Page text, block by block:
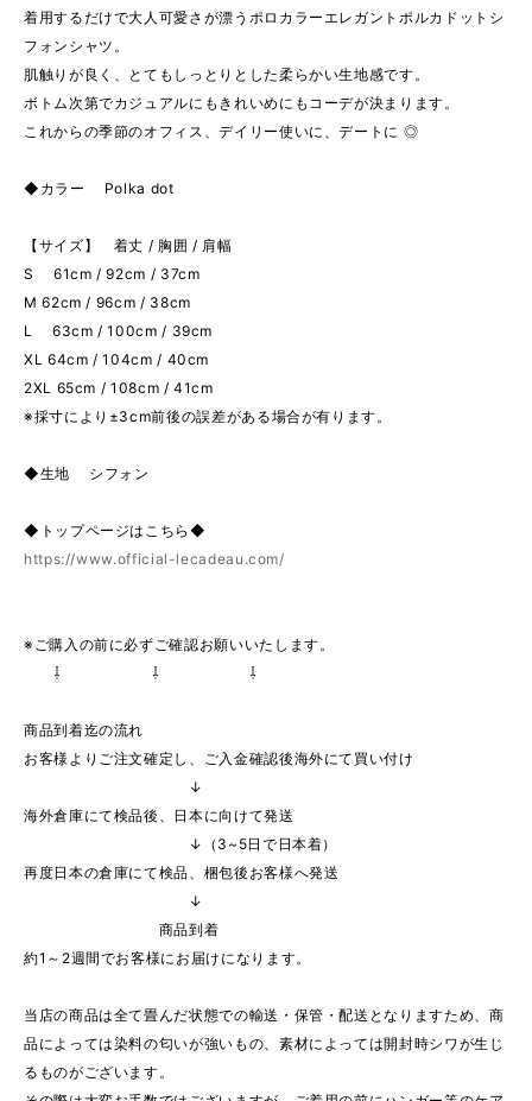
着用するだけで大人可愛さが漂うポロカラーエレガントポルカドットシ
フォンシャツ。
肌触りが良く、とてもしっとりとした柔らかい生地感です。
ボトム次第でカジュアルにもきれいめにもコーデが決まります。
これからの季節のオフィス、デイリー使いに、デートに ◎
◆カラー Polka dot
【サイズ】 着丈 / 胸囲 / 肩幅
S 61cm / 92cm / 37cm
M 62cm / 96cm / 38cm
L 63cm / 100cm / 39cm
XL 64cm / 104cm / 40cm
2XL 65cm / 108cm / 41cm
※採寸により±3cm前後の誤差がある場合が有ります。
◆生地 シフォン
◆トップページはこちら◆
https://www.official-lecadeau.com/
※ご購入の前に必ずご確認お願いいたします。
⇩ ⇩ ⇩
商品到着迄の流れ
お客様よりご注文確定し、ご入金確認後海外にて買い付け
↓
海外倉庫にて検品後、日本に向けて発送
↓（3~5日で日本着）
再度日本の倉庫にて検品、梱包後お客様へ発送
↓
商品到着
約1～2週間でお客様にお届けになります。
当店の商品は全て畳んだ状態での輸送・保管・配送となりますため、商
品によっては染料の匂いが強いもの、素材によっては開封時シワが生じ
るものがございます。